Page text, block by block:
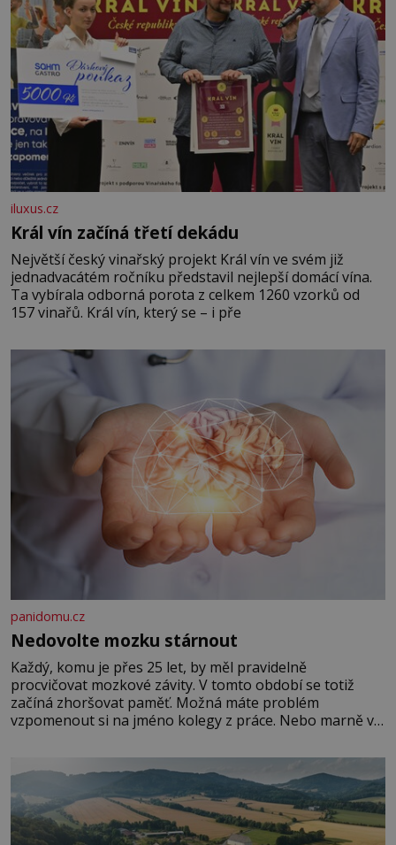
iluxus.cz
Král vín začíná třetí dekádu
Největší český vinařský projekt Král vín ve svém již
jednadvacátém ročníku představil nejlepší domácí vína.
Ta vybírala odborná porota z celkem 1260 vzorků od
157 vinařů. Král vín, který se – i pře
panidomu.cz
Nedovolte mozku stárnout
Každý, komu je přes 25 let, by měl pravidelně
procvičovat mozkové závity. V tomto období se totiž
začíná zhoršovat paměť. Možná máte problém
vzpomenout si na jméno kolegy z práce. Nebo marně v
Je to opravdu tak, s věkem jako kdyby se paměť
rozhodla stávkovat. Cvičte